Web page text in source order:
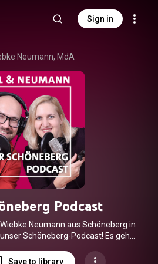
Sign in
Neumann, MdA
Podcast
Neumann aus Schöneberg in
Schöneberg-Podcast! Es geht
mit Menschen sprechen, die sich
Save to library